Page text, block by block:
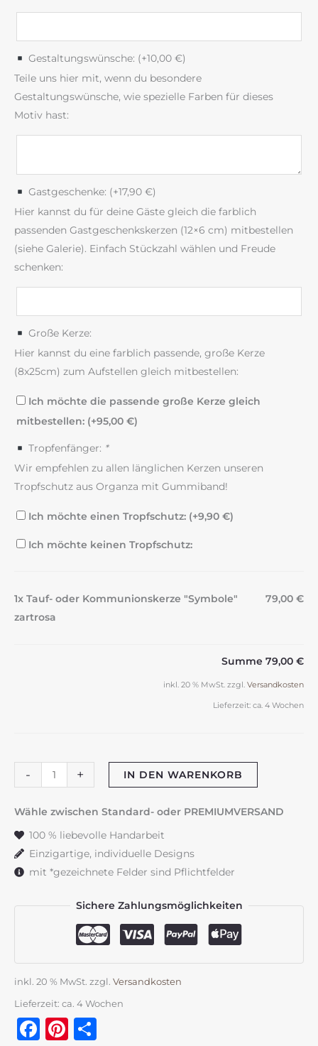
Gestaltungswünsche: (+10,00 €)
Teile uns hier mit, wenn du besondere
Gestaltungswünsche, wie spezielle Farben für dieses
Motiv hast:
Gastgeschenke: (+17,90 €)
Hier kannst du für deine Gäste gleich die farblich
passenden Gastgeschenkskerzen (12×6 cm) mitbestellen
(siehe Galerie). Einfach Stückzahl wählen und Freude
schenken:
Große Kerze:
Hier kannst du eine farblich passende, große Kerze
(8x25cm) zum Aufstellen gleich mitbestellen:
Ich möchte die passende große Kerze gleich
mitbestellen: (+95,00 €)
Tropfenfänger: *
Wir empfehlen zu allen länglichen Kerzen unseren
Tropfschutz aus Organza mit Gummiband!
Ich möchte einen Tropfschutz: (+9,90 €)
Ich möchte keinen Tropfschutz:
1x Tauf- oder Kommunionskerze "Symbole"
zartrosa
79,00 €
Summe 79,00 €
inkl. 20 % MwSt. zzgl. Versandkosten
Lieferzeit: ca. 4 Wochen
-
oder
Kommunionskerze
Menge
+ IN DEN WARENKORB
Wähle zwischen Standard- oder PREMIUMVERSAND
100 % liebevolle Handarbeit
Einzigartige, individuelle Designs
mit *gezeichnete Felder sind Pflichtfelder
Sichere Zahlungsmöglichkeiten
inkl. 20 % MwSt. zzgl. Versandkosten
Lieferzeit: ca. 4 Wochen
Facebook
Pinterest